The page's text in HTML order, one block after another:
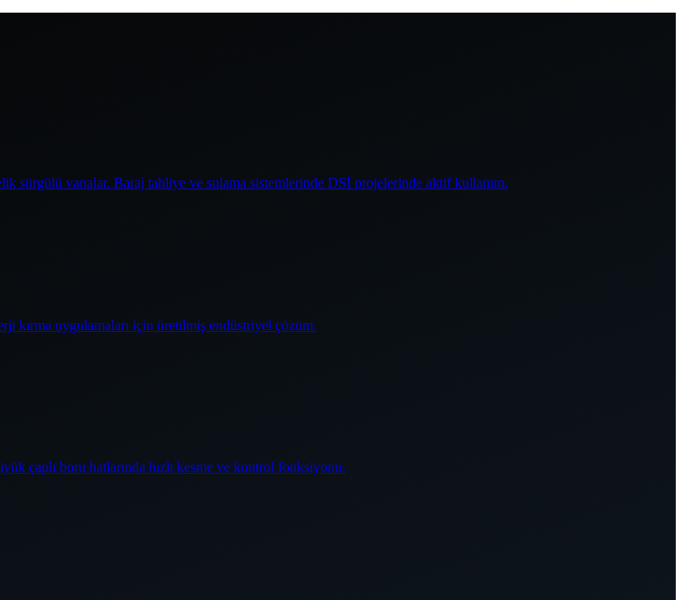
sürgülü vanalar. Baraj tahliye ve sulama sistemlerinde DSİ projelerinde aktif kullanım.
kırma uygulamaları için üretilmiş endüstriyel çözüm.
çaplı boru hatlarında hızlı kesme ve kontrol fonksiyonu.